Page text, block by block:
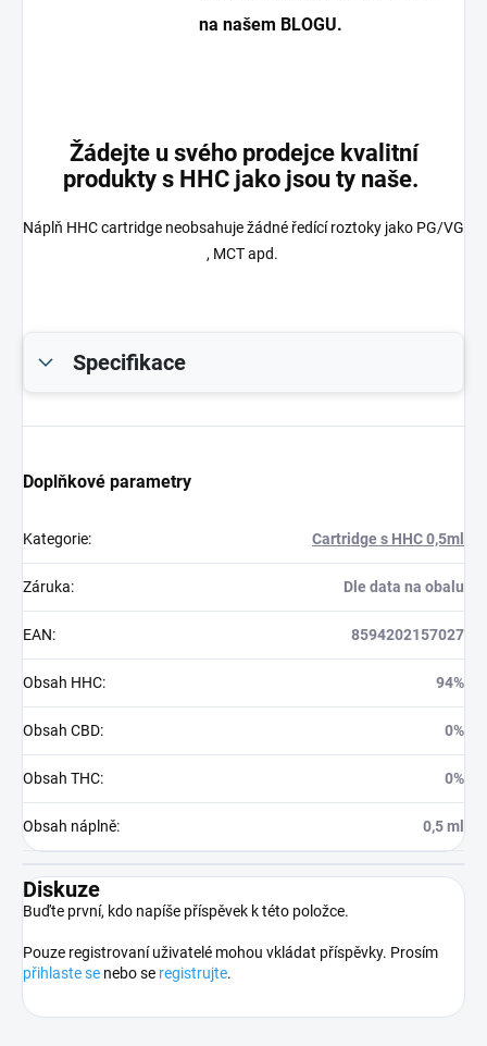
na našem BLOGU.
Žádejte u svého prodejce kvalitní
produkty s HHC jako jsou ty naše.
Náplň HHC cartridge neobsahuje žádné ředící roztoky jako PG/VG
, MCT apd.
Specifikace
Doplňkové parametry
Kategorie: Cartridge s HHC 0,5ml
Záruka: Dle data na obalu
EAN: 8594202157027
Obsah HHC: 94%
Obsah CBD: 0%
Obsah THC: 0%
Obsah náplně: 0,5 ml
Diskuze
Buďte první, kdo napíše příspěvek k této položce.
Pouze registrovaní uživatelé mohou vkládat příspěvky. Prosím
přihlaste se nebo se registrujte.